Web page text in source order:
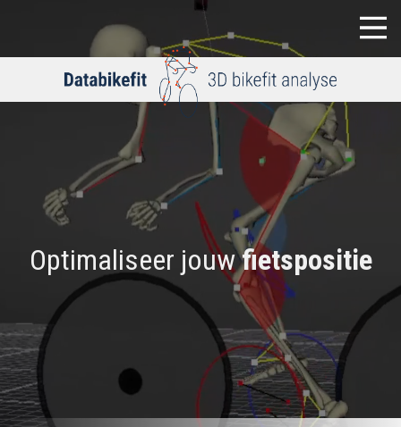
Optimaliseer jouwfietspositie